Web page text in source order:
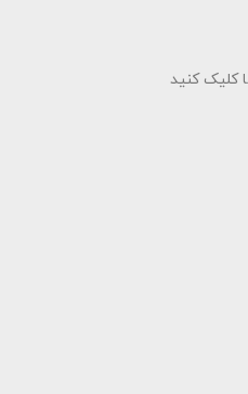
کلیک کنید